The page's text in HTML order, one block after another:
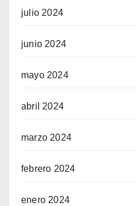
julio 2024
junio 2024
mayo 2024
abril 2024
marzo 2024
febrero 2024
enero 2024